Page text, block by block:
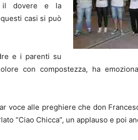
il dovere e la
casi si può
e i parenti su
con compostezza, ha
voce alle preghiere che don
“Ciao Chicca”, un applauso e poi